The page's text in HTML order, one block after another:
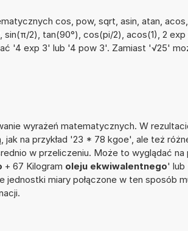
cos, pow, sqrt, asin, atan,
sin(π/2), tan(90°), cos(pi/2), acos(1), 2
'4 exp 3' lub '4 pow 3'. Zamiast '√25'
wyrażeń matematycznych. W
na przykład '23 * 78 kgoe', ale też
w przeliczeniu. Może to wyglądać na
+ 67 Kilogram oleju ekwiwalentnego' lub
miary połączone w ten sposób